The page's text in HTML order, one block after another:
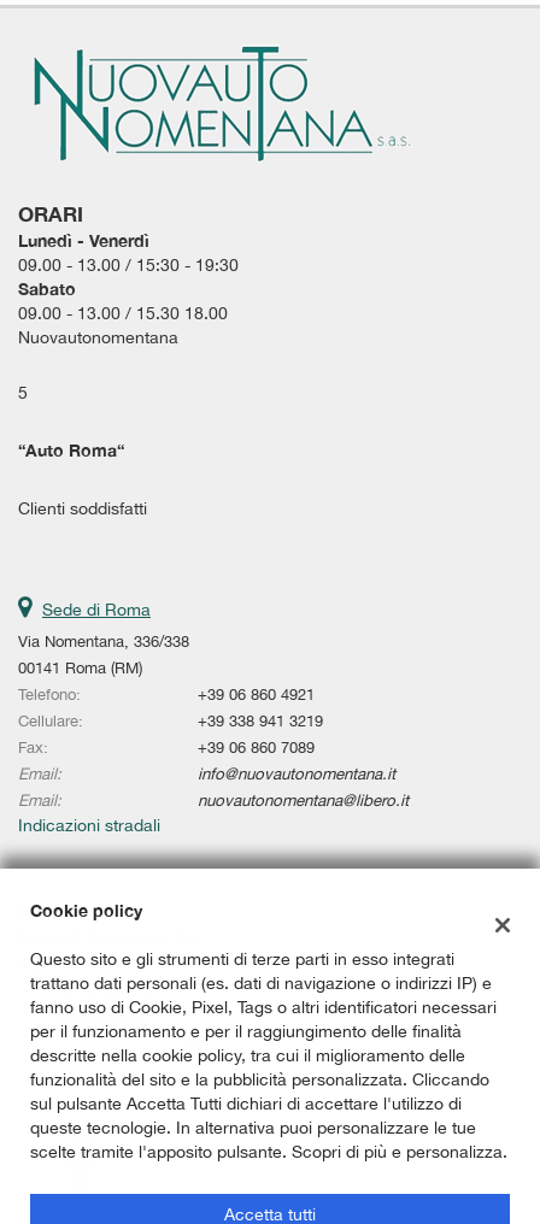
ORARI
Lunedì - Venerdì
09.00 - 13.00 / 15:30 - 19:30
Sabato
09.00 - 13.00 / 15.30 18.00
Nuovautonomentana
5
“Auto Roma“
Clienti soddisfatti
Sede di Roma
Via Nomentana, 336/338
00141 Roma (RM)
Telefono:
+39 06 860 4921
Cellulare:
+39 338 941 3219
Fax:
+39 06 860 7089
Email:
info@nuovautonomentana.it
Email:
nuovautonomentana@libero.it
Indicazioni stradali
Dati fiscali:
Via Nomentana, 336/338, Roma (RM)
P.IVA:02101291009
C.F:08613700585
Registro delle imprese:RM
Cookie policy
Questo sito e gli strumenti di terze parti in esso integrati
trattano dati personali (es. dati di navigazione o indirizzi IP) e
fanno uso di Cookie, Pixel, Tags o altri identificatori necessari
per il funzionamento e per il raggiungimento delle finalità
descritte nella cookie policy, tra cui il miglioramento delle
funzionalità del sito e la pubblicità personalizzata. Cliccando
sul pulsante Accetta Tutti dichiari di accettare l'utilizzo di
queste tecnologie. In alternativa puoi personalizzare le tue
scelte tramite l'apposito pulsante. Scopri di più e personalizza.
Accetta tutti